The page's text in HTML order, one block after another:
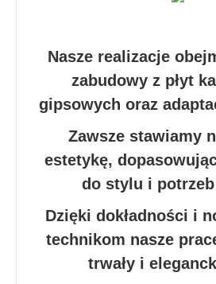
Nasze realizacje
zabudowy z płyt
gipsowych oraz
Zawsze stawiamy
estetykę,
do stylu i
Dzięki dokładności i
technikom nasze
trwały i